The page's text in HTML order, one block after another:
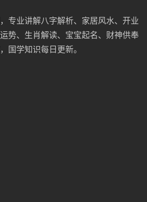
专业讲解八字解析、家居风水、开业
势、生肖解读、宝宝起名、财神供奉
国学知识每日更新。